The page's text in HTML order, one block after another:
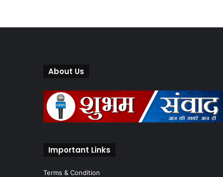
About Us
Important Links
Terms & Condition